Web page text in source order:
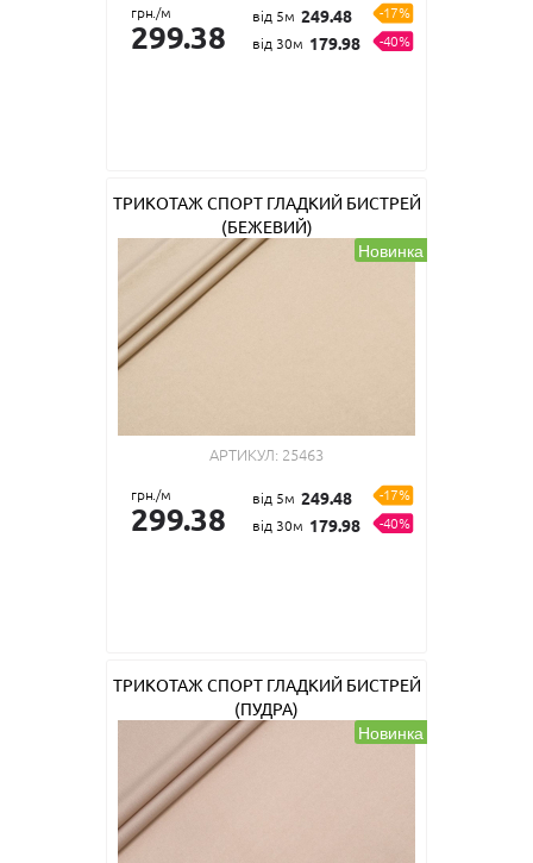
грн./м
299.38
від 5м 249.48
-17%
від 30м 179.98 -40%
ТРИКОТАЖ СПОРТ ГЛАДКИЙ БИСТРЕЙ
(БЕЖЕВИЙ)
Новинка
АРТИКУЛ: 25463
грн./м
299.38
від 5м 249.48
-17%
від 30м 179.98 -40%
ТРИКОТАЖ СПОРТ ГЛАДКИЙ БИСТРЕЙ
(ПУДРА)
Новинка